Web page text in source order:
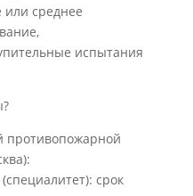
среднее
испытания
противопожарной
срок